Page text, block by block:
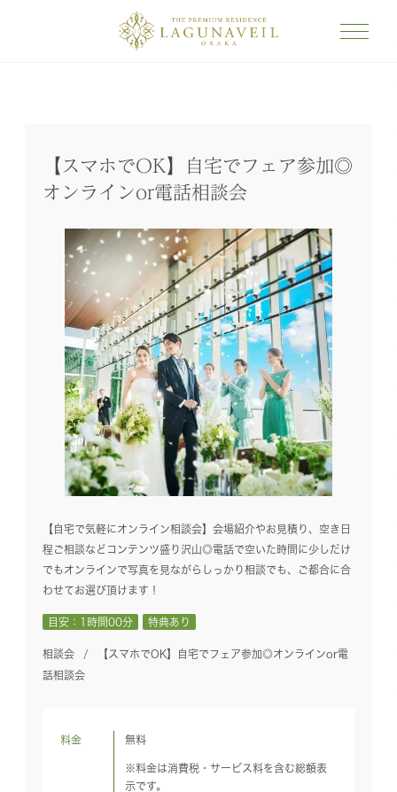
【スマホでOK】自宅でフェア参加◎
オンラインor電話相談会
【自宅で気軽にオンライン相談会】会場紹介やお見積り、空き日
程ご相談などコンテンツ盛り沢山◎電話で空いた時間に少しだけ
でもオンラインで写真を見ながらしっかり相談でも、ご都合に合
わせてお選び頂けます！
目安：1時間00分 特典あり
相談会
【スマホでOK】自宅でフェア参加◎オンラインor電
話相談会
料金 無料
※料金は消費税・サービス料を含む総額表
示です。